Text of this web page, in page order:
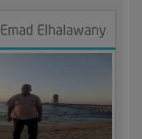
Emad Elhalawany